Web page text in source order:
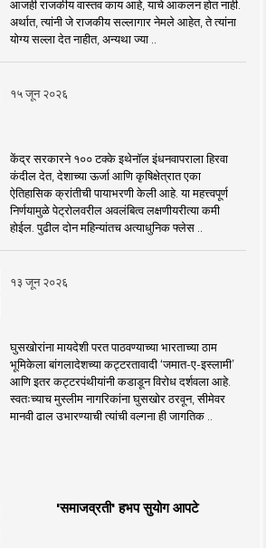
आजही राजकीय वास्तव काय आहे, याचे आकलन होत नाही.
अर्थात, त्यांनी जे राजकीय सल्लागार नेमले आहेत, ते त्यांना
योग्य सल्ला देत नाहीत, अन्यथा ज्या ..
१५ जून २०२६
केंद्र सरकारने १०० टक्के इथेनॉल इंधनवापराला हिरवा
कंदील देत, देशाच्या ऊर्जा आणि कृषिक्षेत्रात एका
ऐतिहासिक क्रांतीची पायाभरणी केली आहे. या महत्त्वपूर्ण
निर्णयामुळे पेट्रोलवरील अवलंबित्व लक्षणीयरीत्या कमी
होईल. पुढील दोन महिन्यांतच अत्याधुनिक फ्लेस ..
१३ जून २०२६
घुसखोरांना मायदेशी परत पाठवण्याच्या भारताच्या ठाम
भूमिकेला बांगलादेशच्या कट्टरतावादी ‘जमात-ए-इस्लामी’
आणि इतर कट्टरपंथीयांनी कडाडून विरोध दर्शवला आहे.
स्वतःच्याच मुस्लीम नागरिकांना घुसखोर ठरवून, सीमेवर
मानवी ढाल उभारण्याची त्यांची वल्गना ही जागतिक ..
'समाजव्रती' हभप सुयोग आपटे